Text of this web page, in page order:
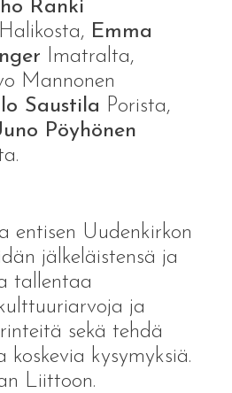
Ranki
Halikosta, Emma
Imatralta,
Mannonen
Saustila Porista,
Pöyhönen
entisen Uudenkirkon
jälkeläistensä ja
tallentaa
ja
sekä tehdä
kysymyksiä.
Liittoon.